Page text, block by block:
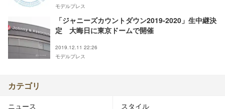
モデルプレス
「ジャニーズカウントダウン2019-2020」生中継決
定 大晦日に東京ドームで開催
2019.12.11 22:26
モデルプレス
カテゴリ
ニュース スタイル